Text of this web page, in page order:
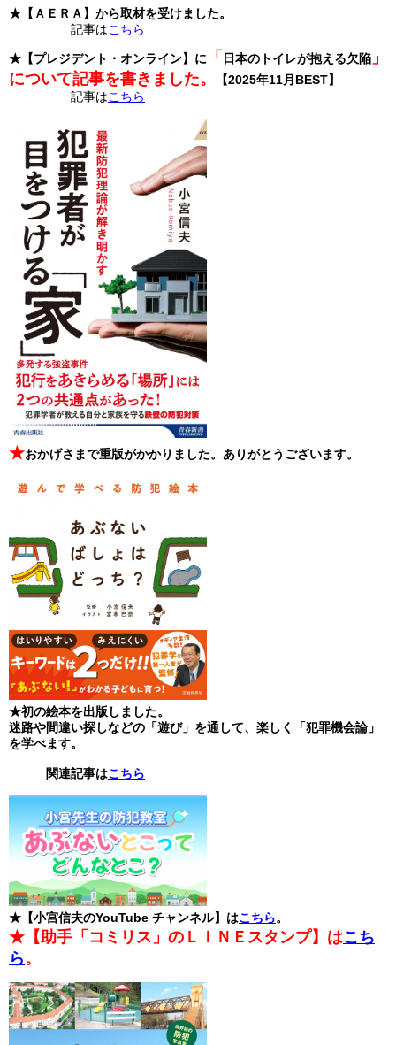
★【ＡＥＲＡ】から取材を受けました。
記事はこちら
★【プレジデント・オンライン】に 「 日本のトイレが抱える欠陥 」
について記事を書きました。
【2025年11月BEST】
記事はこちら
★おかげさまで重版がかかりました。ありがとうございます。
★初の絵本を出版しました。
迷路や間違い探しなどの「遊び」を通して、楽しく「犯罪機会論」
を学べます。
関連記事はこちら
★ 【小宮信夫のYouTube チャンネル】はこちら。
★【助手「コミリス」のＬＩＮＥスタンプ】はこち
ら 。